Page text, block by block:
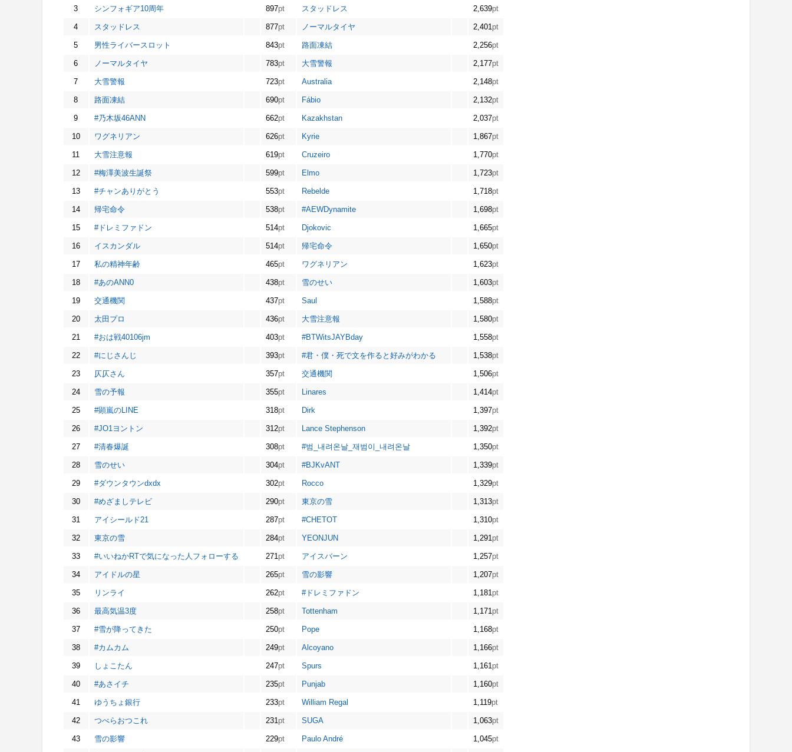
3 シンフォギア10周年 897pt スタッドレス 2,639pt
4 スタッドレス 877pt ノーマルタイヤ 2,401pt
5 男性ライバースロット 843pt 路面凍結 2,256pt
6 ノーマルタイヤ 783pt 大雪警報 2,177pt
7 大雪警報 723pt Australia 2,148pt
8 路面凍結 690pt Fábio 2,132pt
9 #乃木坂46ANN 662pt Kazakhstan 2,037pt
10 ワグネリアン 626pt Kyrie 1,867pt
11 大雪注意報 619pt Cruzeiro 1,770pt
12 #梅澤美波生誕祭 599pt Elmo 1,723pt
13 #チャンありがとう 553pt Rebelde 1,718pt
14 帰宅命令 538pt #AEWDynamite 1,698pt
15 #ドレミファドン 514pt Djokovic 1,665pt
16 イスカンダル 514pt 帰宅命令 1,650pt
17 私の精神年齢 465pt ワグネリアン 1,623pt
18 #あのANN0 438pt 雪のせい 1,603pt
19 交通機関 437pt Saul 1,588pt
20 太田プロ 436pt 大雪注意報 1,580pt
21 #おは戦40106jm 403pt #BTWitsJAYBday 1,558pt
22 #にじさんじ 393pt #君・僕・死で文を作ると好みがわかる 1,538pt
23 仄仄さん 357pt 交通機関 1,506pt
24 雪の予報 355pt Linares 1,414pt
25 #顕嵐のLINE 318pt Dirk 1,397pt
26 #JO1ヨントン 312pt Lance Stephenson 1,392pt
27 #清春爆誕 308pt #범_내려온날_재범이_내려온날 1,350pt
28 雪のせい 304pt #BJKvANT 1,339pt
29 #ダウンタウンdxdx 302pt Rocco 1,329pt
30 #めざましテレビ 290pt 東京の雪 1,313pt
31 アイシールド21 287pt #CHETOT 1,310pt
32 東京の雪 284pt YEONJUN 1,291pt
33 #いいねかRTで気になった人フォローする 271pt アイスバーン 1,257pt
34 アイドルの星 265pt 雪の影響 1,207pt
35 リンライ 262pt #ドレミファドン 1,181pt
36 最高気温3度 258pt Tottenham 1,171pt
37 #雪が降ってきた 250pt Pope 1,168pt
38 #カムカム 249pt Alcoyano 1,166pt
39 しょこたん 247pt Spurs 1,161pt
40 #あさイチ 235pt Punjab 1,160pt
41 ゆうちょ銀行 233pt William Regal 1,119pt
42 つべらおつこれ 231pt SUGA 1,063pt
43 雪の影響 229pt Paulo André 1,045pt